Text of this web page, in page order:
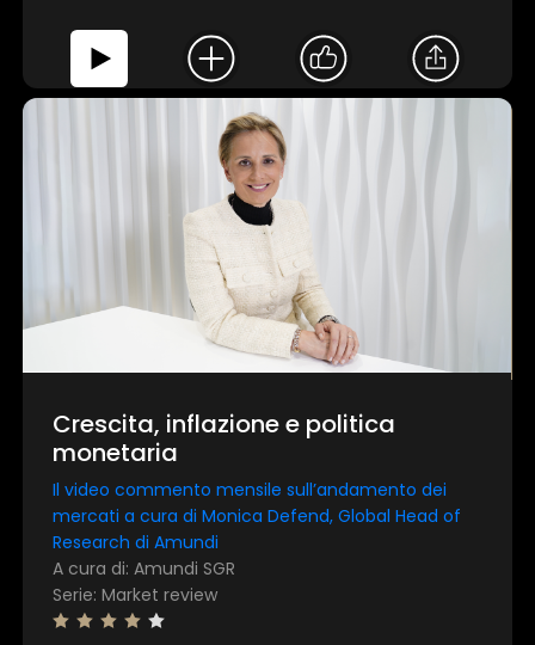
Crescita, inflazione e politica
monetaria
Il video commento mensile sull’andamento dei
mercati a cura di Monica Defend, Global Head of
Research di Amundi
A cura di: Amundi SGR
Serie: Market review